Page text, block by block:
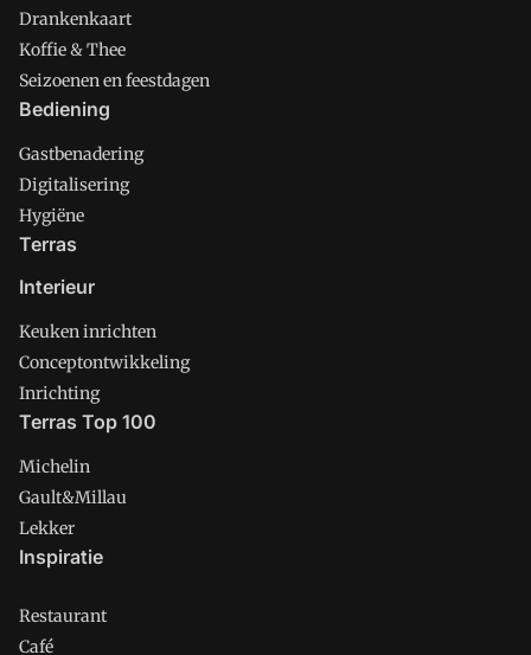
Drankenkaart
Koffie & Thee
Seizoenen en feestdagen
Bediening
Gastbenadering
Digitalisering
Hygiëne
Terras
Interieur
Keuken inrichten
Conceptontwikkeling
Inrichting
Terras Top 100
Michelin
Gault&Millau
Lekker
Inspiratie
Restaurant
Café